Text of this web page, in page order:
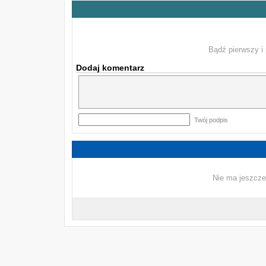
Bądź pierwszy i
Dodaj komentarz
Twój podpis
Nie ma